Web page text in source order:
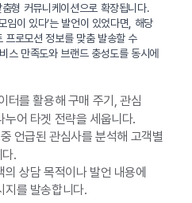
형 커뮤니케이션으로 확장됩니다.
임이 있다’는 발언이 있었다면, 해당
프로모션 정보를 맞춤 발송할 수
스 만족도와 브랜드 충성도를 동시에
터를 활용해 구매 주기, 관심
어 타겟 전략을 세웁니다.
언급된 관심사를 분석해 고객별
.
상담 목적이나 발언 내용에
지를 발송합니다.